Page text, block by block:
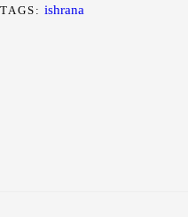
TAGS: ishrana